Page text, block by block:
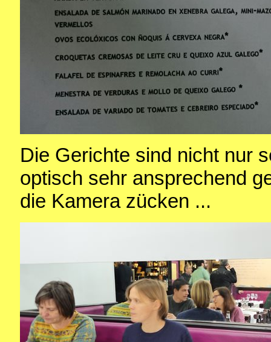
Die Gerichte sind nicht nur
optisch sehr ansprechend
die Kamera zücken ...